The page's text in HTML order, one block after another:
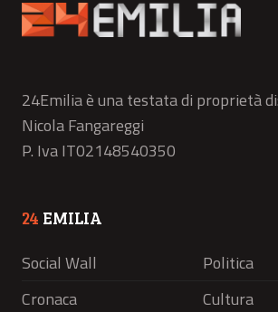
24Emilia è una testata di proprietà di:
Nicola Fangareggi
P. Iva IT02148540350
24 EMILIA
Social Wall
Politica
Cronaca
Cultura